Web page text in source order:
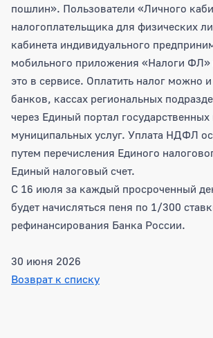
пошлин». Пользователи «Личного
налогоплательщика для физических
кабинета индивидуального
мобильного приложения «Налоги ФЛ»
это в сервисе. Оплатить налог можно
банков, кассах региональных
через Единый портал государственных
муниципальных услуг. Уплата НДФЛ
путем перечисления Единого
Единый налоговый счет.
С 16 июля за каждый просроченный
будет начисляться пеня по 1/300
рефинансирования Банка России.
30 июня 2026
Возврат к списку